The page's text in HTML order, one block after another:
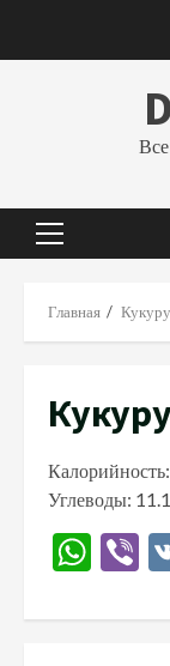
Основное
Главная
Углеводы: